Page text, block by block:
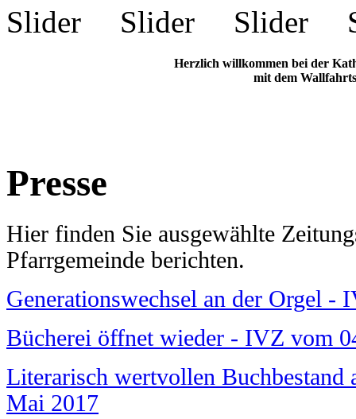
Herzlich willkommen bei der
mit dem
Presse
Hier finden Sie ausgewählte
Pfarrgemeinde berichten.
Generationswechsel an der Orgel -
Bücherei öffnet wieder - IVZ vom
Literarisch wertvollen Buchbestand
Mai 2017